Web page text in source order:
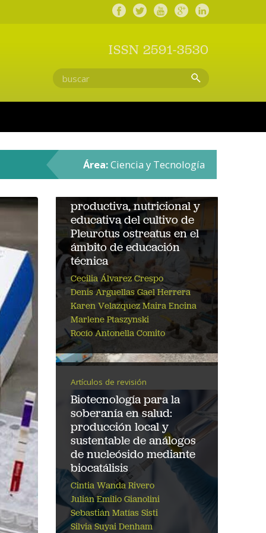
ISSN 2591-3530
Área:Ciencia y Tecnología
Artículos
Transformación de
residuos agroforestales
productiva, nutricional y
educativa del cultivo de
Pleurotus ostreatus en el
ámbito de educación
técnica
Cecilia Álvarez Crespo
Denis Arguellas Gael Herrera
Karen Velazquez Maira Encina
Marlene Ptaszynski
Rocío Antonella Comito
Artículos de revisión
Biotecnología para la
soberanía en salud:
producción local y
sustentable de análogos
de nucleósido mediante
biocatálisis
Cintia Wanda Rivero
Julián Emilio Gianolini
Sebastián Matías Sisti
Silvia Suyai Denham